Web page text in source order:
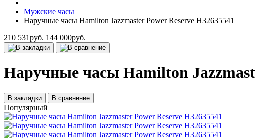
Мужские часы
Наручные часы Hamilton Jazzmaster Power Reserve H32635541
210 531руб. 144 000руб.
Наручные часы Hamilton
В закладки В сравнение
Популярный